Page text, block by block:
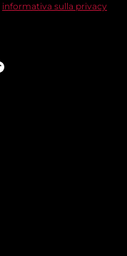
informativa sulla privacy